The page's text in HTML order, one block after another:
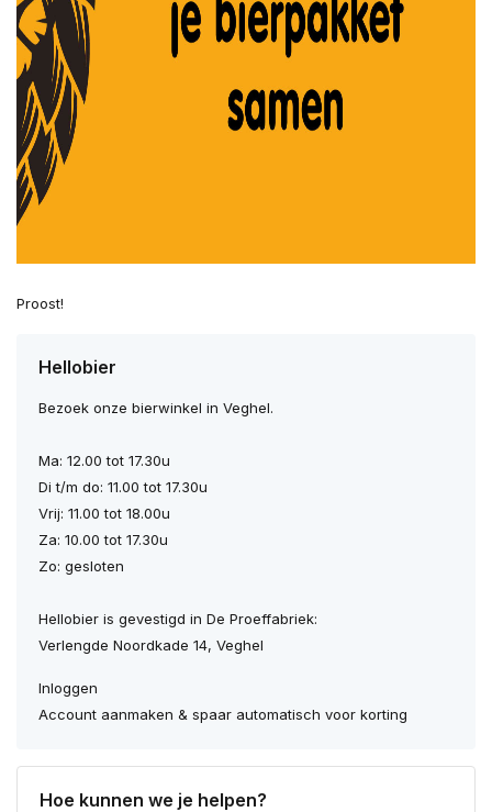
Proost!
Hellobier
Bezoek onze bierwinkel in Veghel.
Ma: 12.00 tot 17.30u
Di t/m do: 11.00 tot 17.30u
Vrij: 11.00 tot 18.00u
Za: 10.00 tot 17.30u
Zo: gesloten
Hellobier is gevestigd in De Proeffabriek:
Verlengde Noordkade 14, Veghel
Inloggen
Account aanmaken & spaar automatisch voor korting
Hoe kunnen we je helpen?